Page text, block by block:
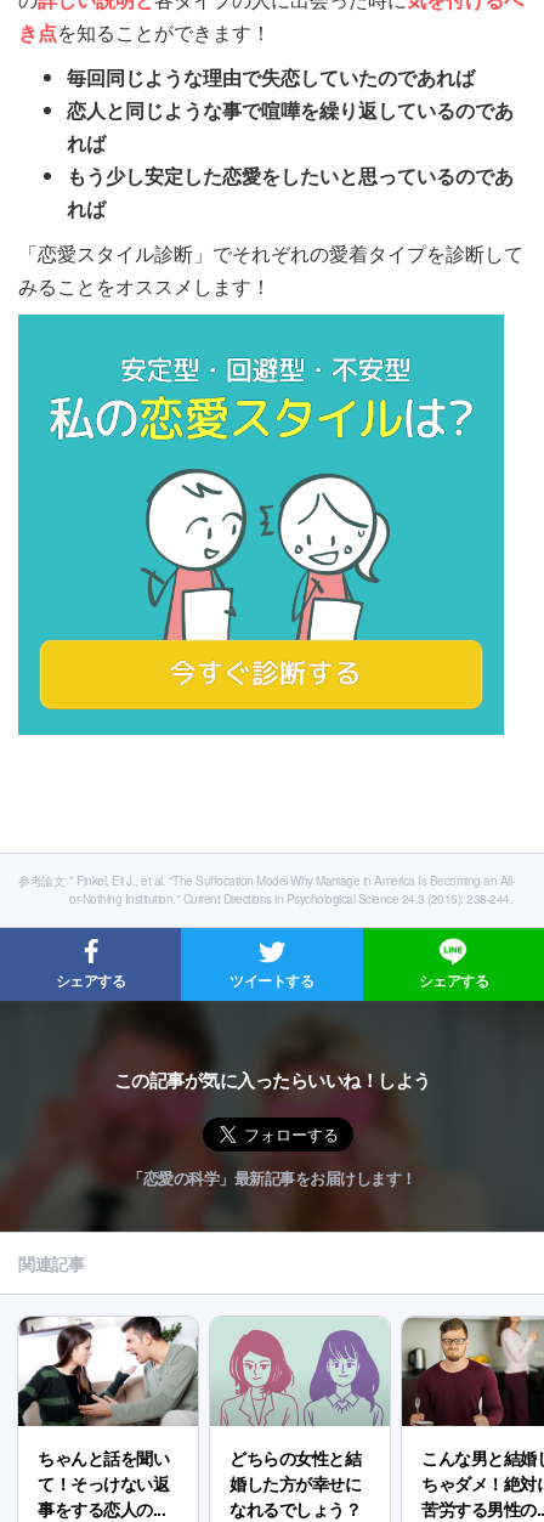
き点を知ることができます！
毎回同じような理由で失恋していたのであれば
恋人と同じような事で喧嘩を繰り返しているのであ
れば
もう少し安定した恋愛をしたいと思っているのであ
れば
「恋愛スタイル診断」でそれぞれの愛着タイプを診断して
みることをオススメします！
参考論文 * Finkel, Eli J., et al. "The Suffocation Model Why Marriage in America Is Becoming an All-
or-Nothing Institution." Current Directions in Psychological Science 24.3 (2015): 238-244.
シェアする ツイートする シェアする
この記事が気に入ったらいいね！しよう
「恋愛の科学」最新記事をお届けします！
関連記事
ちゃんと話を聞い
て！そっけない返
事をする恋人の...
どちらの女性と結
婚した方が幸せに
なれるでしょう？
こんな男と結婚
ちゃダメ！絶対
苦労する男性の